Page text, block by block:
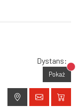
Dystans:
Pokaż